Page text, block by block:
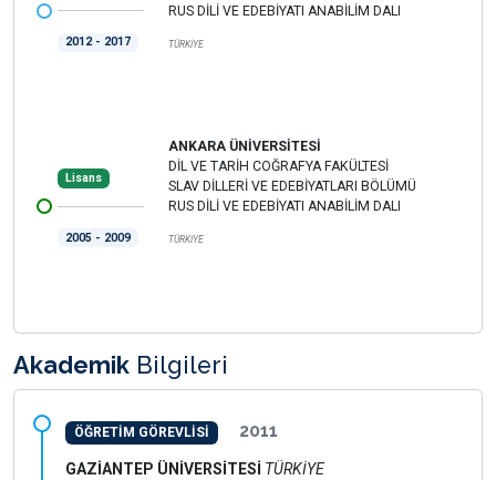
2012 - 2017
RUS DİLİ VE EDEBİYATI ANABİLİM DALI
TÜRKİYE
Lisans
2005 - 2009
ANKARA ÜNİVERSİTESİ
DİL VE TARİH COĞRAFYA FAKÜLTESİ
SLAV DİLLERİ VE EDEBİYATLARI BÖLÜMÜ
RUS DİLİ VE EDEBİYATI ANABİLİM DALI
TÜRKİYE
Akademik Bilgileri
ÖĞRETİM GÖREVLİSİ 2011
GAZİANTEP ÜNİVERSİTESİ TÜRKİYE